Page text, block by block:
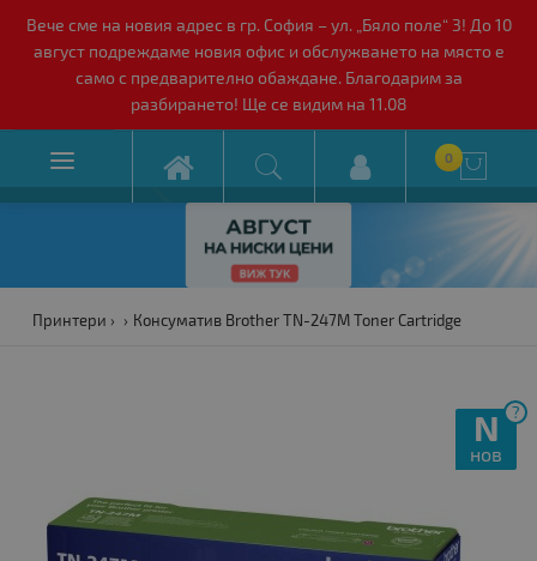
Вече сме на новия адрес в гр. София – ул. „Бяло поле“ 3! До 10
август подреждаме новия офис и обслужването на място е
само с предварително обаждане. Благодарим за
разбирането! Ще се видим на 11.08
 0 
Принтери Консуматив Brother TN-247M Toner Cartridge
?
N
нов